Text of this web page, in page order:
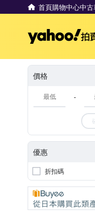
首頁購物中心中
價格
-
優惠
折扣碼